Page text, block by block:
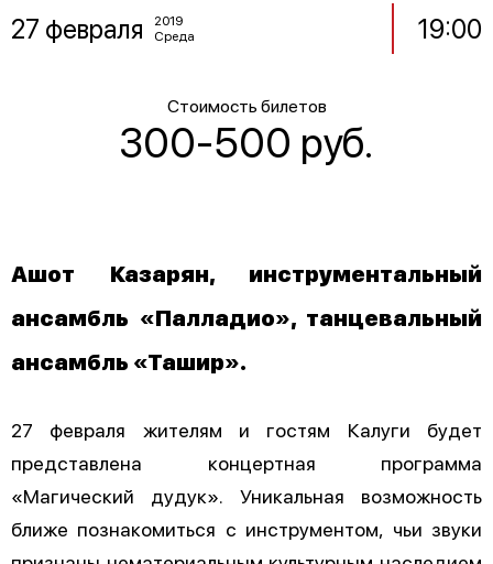
27 февраля
2019
Среда
19:00
Стоимость билетов
300-500 руб.
Ашот Казарян, инструментальный
ансамбль «Палладио», танцевальный
ансамбль «Ташир».
27 февраля жителям и гостям Калуги будет
представлена концертная программа
«Магический дудук». Уникальная возможность
ближе познакомиться с инструментом, чьи звуки